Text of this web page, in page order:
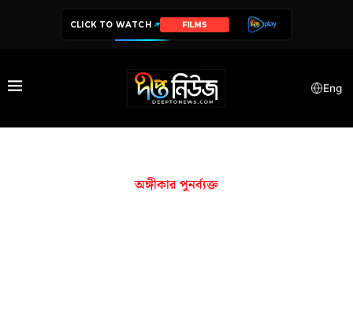
CLICK TO WATCH FILMS
Eng
অঙ্গীকার পুনর্ব্যক্ত